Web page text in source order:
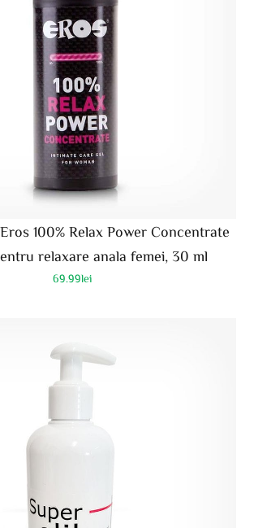
100% Relax Power Concentrate
relaxare anala femei, 30 ml
69.99lei